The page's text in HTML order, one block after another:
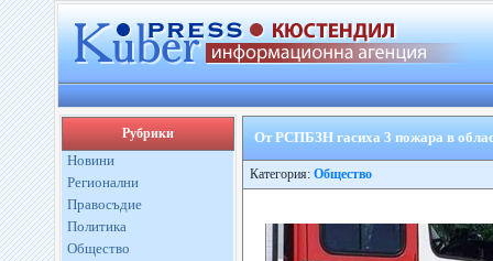
Рубрики
Новини
Регионални
Правосъдие
Политика
Общество
От РСПБЗН гасиха 3 пожара в
Категория: Общество